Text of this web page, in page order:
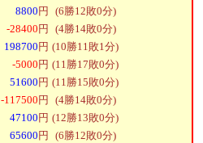
8800 円
(6勝12敗0分)
-28400 円
(4勝14敗0分)
198700 円 (10勝11敗1分)
-5000 円 (11勝17敗0分)
51600 円 (11勝15敗0分)
-117500 円
(4勝14敗0分)
47100 円 (12勝13敗0分)
65600 円
(6勝12敗0分)